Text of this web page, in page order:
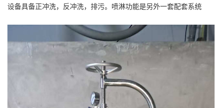
设备具备正冲洗，反冲洗，排污。喷淋功能是另外一套配套系统